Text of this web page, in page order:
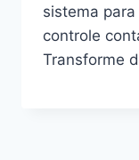
sistema
controle
Transforme